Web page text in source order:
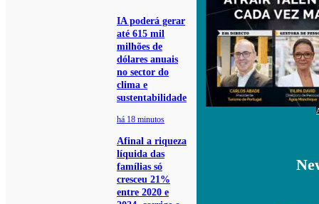
IA poderá gerar
até 615 mil
milhões de
dólares anuais
no sector do
clima e
sustentabilidade
há 18 minutos
Afinal a riqueza
líquida das
famílias só
cresceu 21%
entre 2020 e